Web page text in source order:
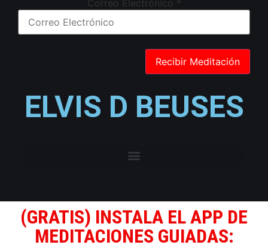
Correo Electrónico *
ELVIS D BEUSES
(GRATIS) INSTALA EL APP DE
MEDITACIONES GUIADAS: